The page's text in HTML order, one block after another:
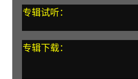
专辑试听：
专辑下载：